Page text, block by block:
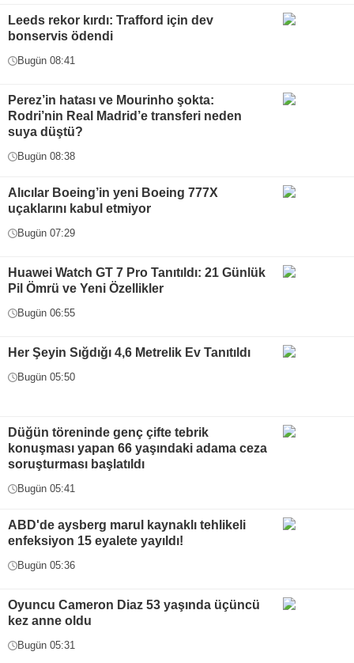
Leeds rekor kırdı: Trafford için dev
bonservis ödendi
Bugün 08:41
Perez’in hatası ve Mourinho şokta:
Rodri’nin Real Madrid’e transferi neden
suya düştü?
Bugün 08:38
Alıcılar Boeing’in yeni Boeing 777X
uçaklarını kabul etmiyor
Bugün 07:29
Huawei Watch GT 7 Pro Tanıtıldı: 21 Günlük
Pil Ömrü ve Yeni Özellikler
Bugün 06:55
Her Şeyin Sığdığı 4,6 Metrelik Ev Tanıtıldı
Bugün 05:50
Düğün töreninde genç çifte tebrik
konuşması yapan 66 yaşındaki adama ceza
soruşturması başlatıldı
Bugün 05:41
ABD'de aysberg marul kaynaklı tehlikeli
enfeksiyon 15 eyalete yayıldı!
Bugün 05:36
Oyuncu Cameron Diaz 53 yaşında üçüncü
kez anne oldu
Bugün 05:31